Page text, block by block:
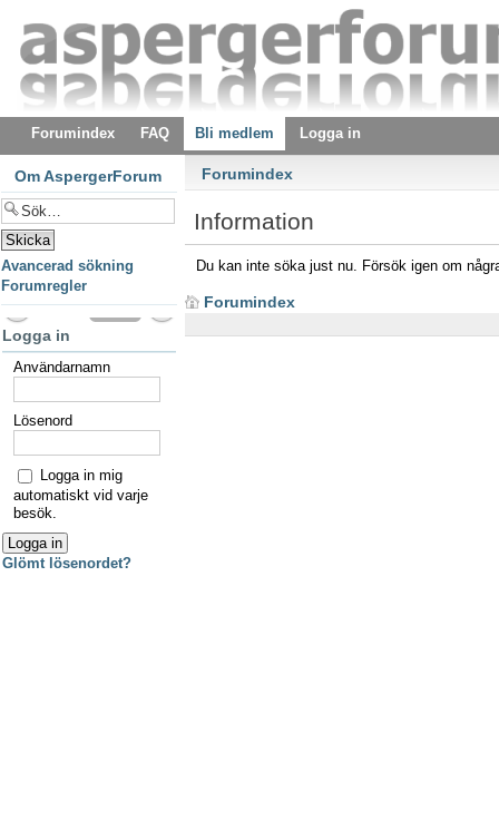
Forumindex FAQ Bli medlem Logga in
Forumindex
Information
Du kan inte söka just nu. Försök igen om
Forumindex
Om AspergerForum
Avancerad sökning
Forumregler
Logga in
Användarnamn
Lösenord
Logga in mig
automatiskt vid varje
besök.
Glömt lösenordet?